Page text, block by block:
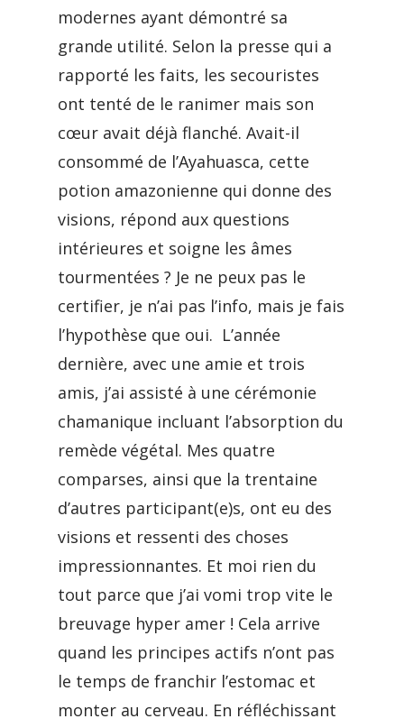
modernes ayant démontré sa
grande utilité. Selon la presse qui a
rapporté les faits, les secouristes
ont tenté de le ranimer mais son
cœur avait déjà flanché. Avait-il
consommé de l’Ayahuasca, cette
potion amazonienne qui donne des
visions, répond aux questions
intérieures et soigne les âmes
tourmentées ? Je ne peux pas le
certifier, je n’ai pas l’info, mais je fais
l’hypothèse que oui. L’année
dernière, avec une amie et trois
amis, j’ai assisté à une cérémonie
chamanique incluant l’absorption du
remède végétal. Mes quatre
comparses, ainsi que la trentaine
d’autres participant(e)s, ont eu des
visions et ressenti des choses
impressionnantes. Et moi rien du
tout parce que j’ai vomi trop vite le
breuvage hyper amer ! Cela arrive
quand les principes actifs n’ont pas
le temps de franchir l’estomac et
monter au cerveau. En réfléchissant